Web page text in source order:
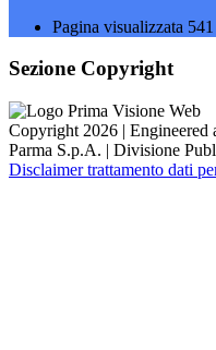
Pagina visualizzata 541
Sezione Copyright
Copyright 2026 | Engineered
Parma S.p.A. | Divisione
Disclaimer trattamento dati